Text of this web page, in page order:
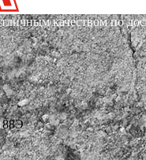
качеством по
88Э